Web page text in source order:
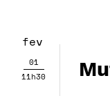
fev
01
11h30